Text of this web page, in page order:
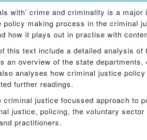
with’ crime and criminality is a
policy making process in the criminal
how it plays out in practise with
this text include a detailed analysis
an overview of the state
analyses how criminal justice
further readings.
criminal justice focussed approach to
justice, policing, the voluntary
practitioners.